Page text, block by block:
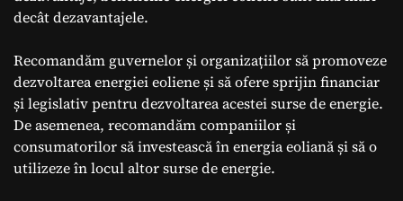
decât dezavantajele.
Recomandăm guvernelor și organizațiilor să promoveze
dezvoltarea energiei eoliene și să ofere sprijin financiar
și legislativ pentru dezvoltarea acestei surse de energie.
De asemenea, recomandăm companiilor și
consumatorilor să investească în energia eoliană și să o
utilizeze în locul altor surse de energie.